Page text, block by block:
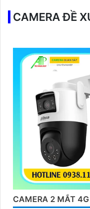
CAMERA ĐỀ
CAMERA 2 MẮT